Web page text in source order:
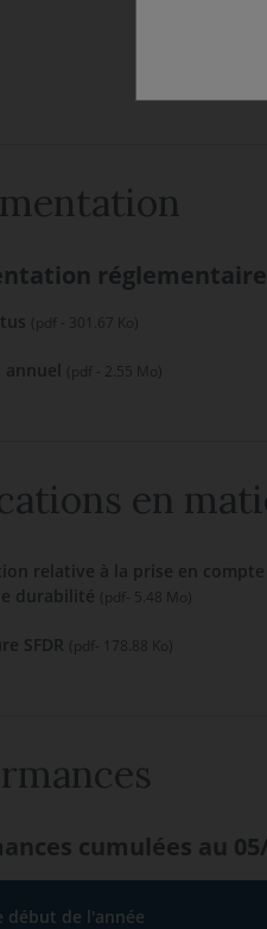
réglementaire
(pdf - 301.67 Ko)
(pdf - 2.55 Mo)
en
relative à la prise en compte
durabilité (pdf- 5.48 Mo)
SFDR (pdf- 178.88 Ko)
cumulées au
début de l'année